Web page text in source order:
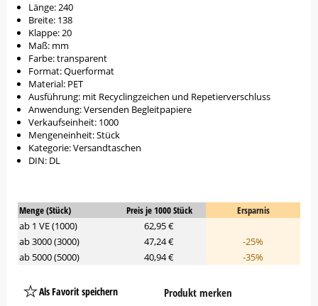
Länge: 240
Breite: 138
Klappe: 20
Maß: mm
Farbe: transparent
Format: Querformat
Material: PET
Ausführung: mit Recyclingzeichen und Repetierverschluss
Anwendung: Versenden Begleitpapiere
Verkaufseinheit: 1000
Mengeneinheit: Stück
Kategorie: Versandtaschen
DIN: DL
Menge (Stück) Preis je 1000 Stück
Ersparnis
ab 1 VE (1000)
62,95 €
ab 3000 (3000)
47,24 €
-25%
ab 5000 (5000)
40,94 € -35%
Als Favorit speichern
PlatzhalterProdukt merken